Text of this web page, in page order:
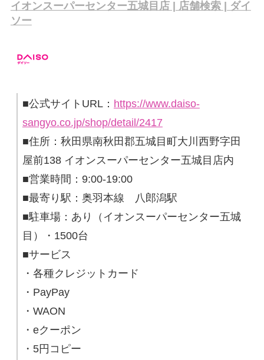
イオンスーパーセンター五城目店 | 店舗検索 | ダイ
ソー
■公式サイトURL： https://www.daiso-
sangyo.co.jp/shop/detail/2417
■住所：秋田県南秋田郡五城目町大川西野字田
屋前138 イオンスーパーセンター五城目店内
■営業時間：9:00-19:00
■最寄り駅：奥羽本線 八郎潟駅
■駐車場：あり（イオンスーパーセンター五城
目）・1500台
■サービス
・各種クレジットカード
・PayPay
・WAON
・eクーポン
・5円コピー